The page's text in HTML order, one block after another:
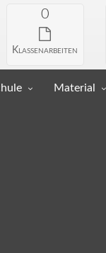
0
Klassenarbeiten
Material